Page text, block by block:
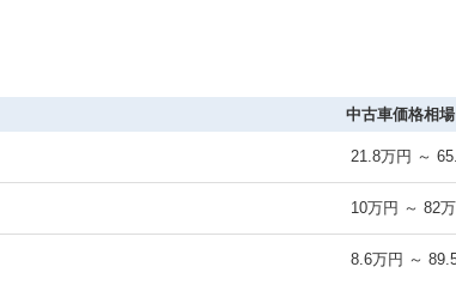
MOTA車買
MOTA車買
中古車価格相場
21.8万円 ～
10万円 ～ 82
8.6万円 ～